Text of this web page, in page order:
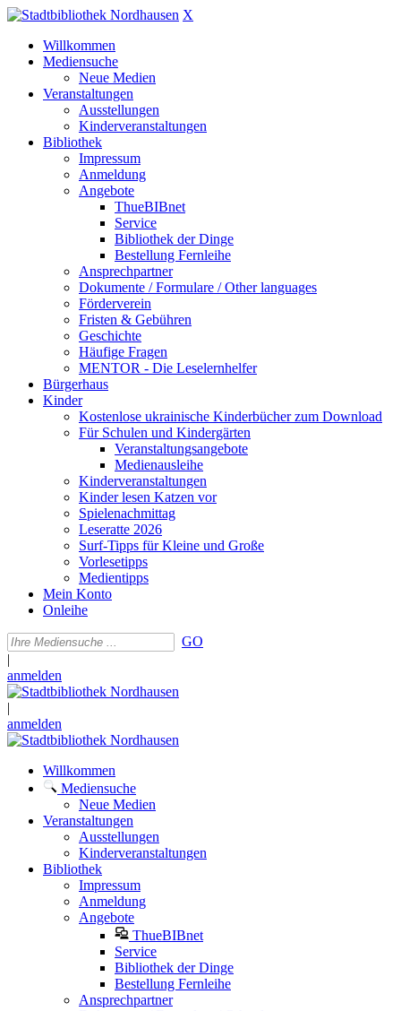
X
Willkommen
Mediensuche
Neue Medien
Veranstaltungen
Ausstellungen
Kinderveranstaltungen
Bibliothek
Impressum
Anmeldung
Angebote
ThueBIBnet
Service
Bibliothek der Dinge
Bestellung Fernleihe
Ansprechpartner
Dokumente / Formulare / Other languages
Förderverein
Fristen & Gebühren
Geschichte
Häufige Fragen
MENTOR - Die Leselernhelfer
Bürgerhaus
Kinder
Kostenlose ukrainische Kinderbücher zum Download
Für Schulen und Kindergärten
Veranstaltungsangebote
Medienausleihe
Kinderveranstaltungen
Kinder lesen Katzen vor
Spielenachmittag
Leseratte 2026
Surf-Tipps für Kleine und Große
Vorlesetipps
Medientipps
Mein Konto
Onleihe
GO
|
anmelden
|
anmelden
Willkommen
Mediensuche
Neue Medien
Veranstaltungen
Ausstellungen
Kinderveranstaltungen
Bibliothek
Impressum
Anmeldung
Angebote
ThueBIBnet
Service
Bibliothek der Dinge
Bestellung Fernleihe
Ansprechpartner